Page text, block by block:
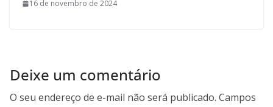
16 de novembro de 2024
Deixe um comentário
O seu endereço de e-mail não será publicado. Campos